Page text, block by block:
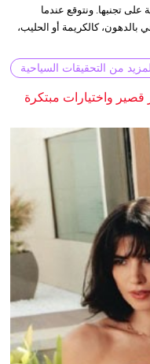
تجنبها. ونتوقع عندما
بالدهون، كالكريمة أو الحليب،
المزيد من التحقيقات السياحية
واختيارات مبتكرة